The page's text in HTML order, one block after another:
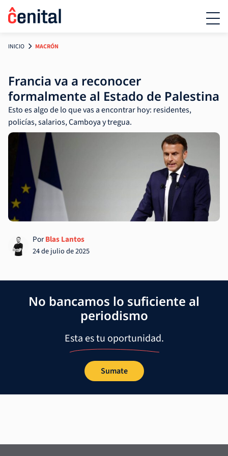
INICIO MACRÓN
Francia va a reconocer
formalmente al Estado de Palestina
Esto es algo de lo que vas a encontrar hoy: residentes,
policías, salarios, Camboya y tregua.
PorBlas Lantos
24 de julio de 2025
No bancamos lo suficiente al
periodismo
Esta es tu oportunidad.
Sumate